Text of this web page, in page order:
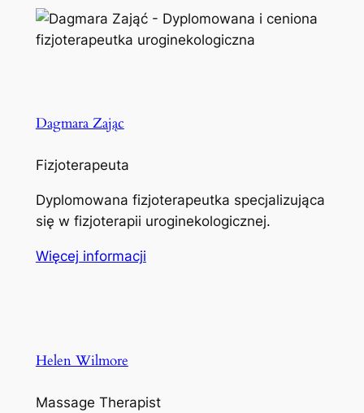
Dagmara Zając
Fizjoterapeuta
Dyplomowana fizjoterapeutka specjalizująca
się w fizjoterapii uroginekologicznej.
Więcej informacji
Helen Wilmore
Massage Therapist